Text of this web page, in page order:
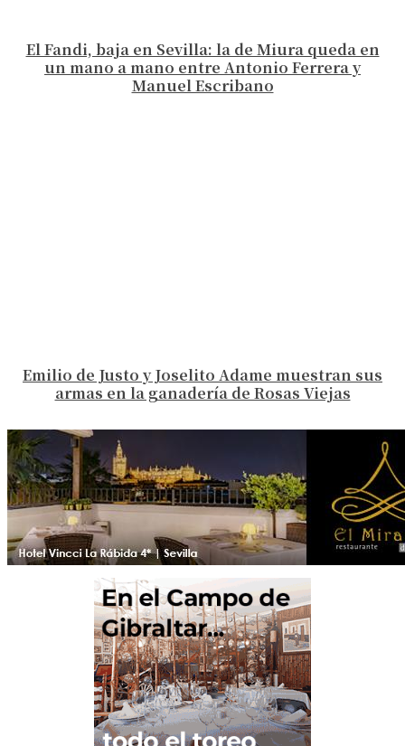
El Fandi, baja en Sevilla: la de Miura queda en
un mano a mano entre Antonio Ferrera y
Manuel Escribano
Emilio de Justo y Joselito Adame muestran sus
armas en la ganadería de Rosas Viejas